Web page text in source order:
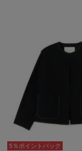
5％ポイントバック